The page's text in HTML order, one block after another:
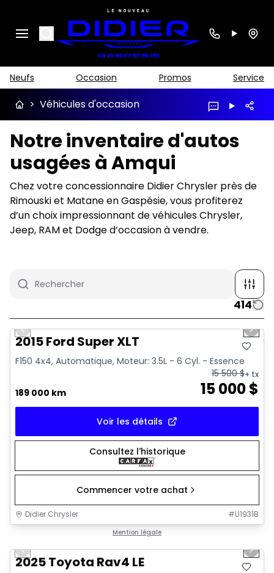
Search
Neufs Occasion Promos Service
> Véhicules d'occasion
Notre inventaire d'autos
usagées à Amqui
Chez votre concessionnaire Didier Chrysler près de
Rimouski et Matane en Gaspésie, vous profiterez
d’un choix impressionnant de véhicules Chrysler,
Jeep, RAM et Dodge d’occasion à vendre.
414
1/10
Previous slide Next
2015 Ford Super XLT
F150 4x4, Automatique, Moteur: 3.5L - 6 Cyl. - Essence
189 000 km 15 000$
15 500$+ tx
Voir les détails
Consultez l'historique
Commencer votre achat
Didier Chrysler #U1931B
Mention légale
Previous slide Next
2025 Toyota Rav4 LE